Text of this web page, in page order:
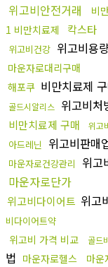
위고비안전거래
비
1 비만치료제
칵스타
위고비건강 위고비용
마운자로대리구매
해포쿠 비만치료제
골드시알리스 위고비처
비만치료제 구매 위고
아드레닌 위고비판매
마운자로건강관리 위고
마운자로단가
위고비다이어트 위고
비다이어트약
위고비 가격 비교 골드
법 마운자로헬스 마운